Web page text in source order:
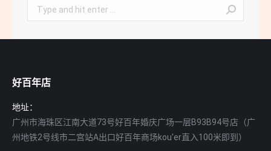
Search:
好百年店
地址：
广州市海珠区江南大道73号好百年婚庆广场一层B93B94号店（广
州地铁2号线市二宫站A出口好百年商场kou'er直入100米即到）